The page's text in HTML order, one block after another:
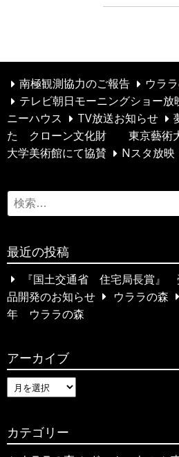
ナ
ビ
ゲ
ー
シ
ン
南極観測協力のご報告 ウラ
テレビ朝日モーニングショー放
ニーハウス
TV放送お知らせ
た クローン文化財 東京藝術
大学美術館にて協賛
Nスタ放映
S
e
r
h
f
o
:
最近の投稿
『国土交通省 住宅局長賞』
品開発のお知らせ
ウララの森
年 ウララの森
アーカイブ
ア
イ
カテゴリー